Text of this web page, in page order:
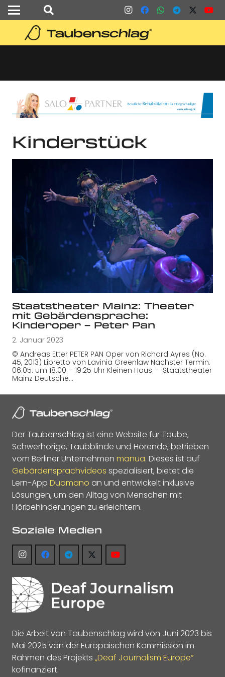
Kinderstück
Staatstheater Mainz: Theater
mit Gebärdensprache:
Kinderoper – Peter Pan
2. Januar 2023
© Andreas Etter PETER PAN Oper von Richard Ayres (No.
45, 2013) Libretto von Lavinia Greenlaw Nächster Termin:
06.05. um 18:00 – 19:25 Uhr Kleinen Haus – Staatstheater
Mainz Deutsche…
Der Taubenschlag ist eine Website für Taube,
Schwerhörige, Taubblinde und Hörende, betrieben
vom Berliner Unternehmen manua. Dieses ist auf
Gebärdensprachvideos spezialisiert, bietet die
Lern-App Duomano an und entwickelt inklusive
Lösungen, um den Alltag von Menschen mit
Hörbehinderungen zu erleichtern.
Soziale Medien
Die Arbeit von Taubenschlag wird von Juni 2023 bis
Mai 2025 von der Europäischen Kommission im
Rahmen des Projekts „Deaf Journalism Europe“
kofinanziert.